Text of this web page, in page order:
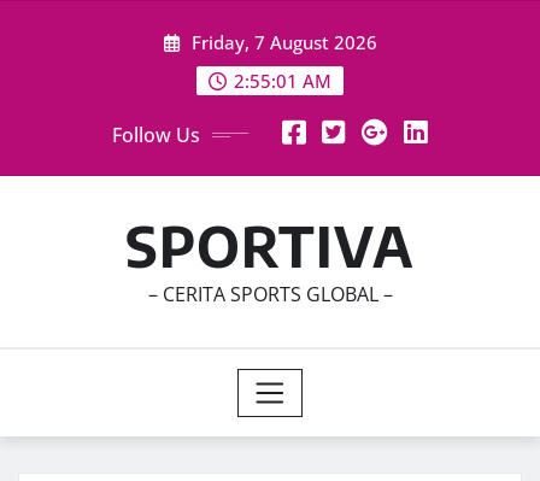
Friday, 7 August 2026
2:55:02 AM
Follow Us
SPORTIVA
– CERITA SPORTS GLOBAL –